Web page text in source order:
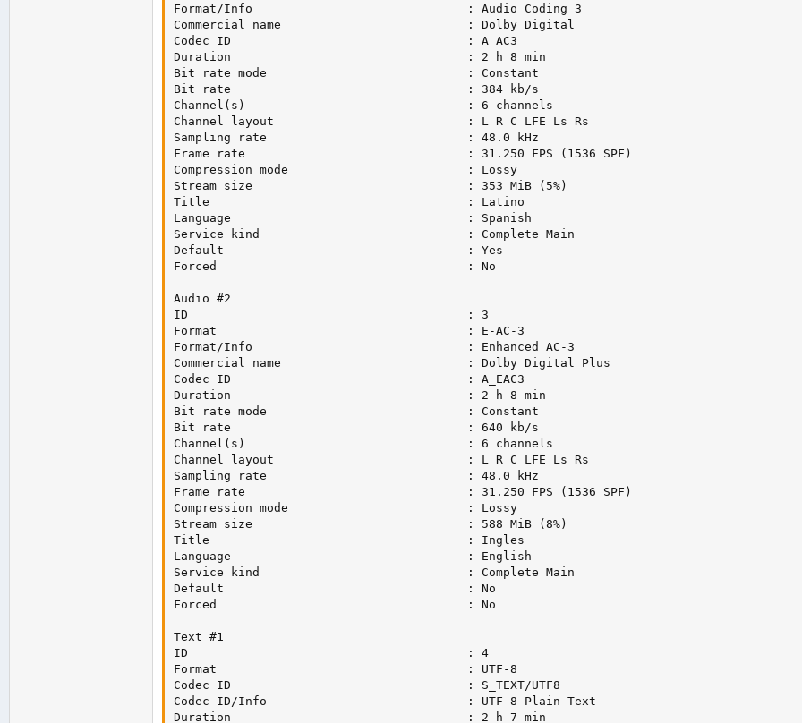
Format/Info                              : Audio Coding 3
Commercial name                          : Dolby Digital
Codec ID                                 : A_AC3
Duration                                 : 2 h 8 min
Bit rate mode                            : Constant
Bit rate                                 : 384 kb/s
Channel(s)                               : 6 channels
Channel layout                           : L R C LFE Ls Rs
Sampling rate                            : 48.0 kHz
Frame rate                               : 31.250 FPS (1536 SPF)
Compression mode                         : Lossy
Stream size                              : 353 MiB (5%)
Title                                    : Latino
Language                                 : Spanish
Service kind                             : Complete Main
Default                                  : Yes
Forced                                   : No
Audio #2
ID                                       : 3
Format                                   : E-AC-3
Format/Info                              : Enhanced AC-3
Commercial name                          : Dolby Digital Plus
Codec ID                                 : A_EAC3
Duration                                 : 2 h 8 min
Bit rate mode                            : Constant
Bit rate                                 : 640 kb/s
Channel(s)                               : 6 channels
Channel layout                           : L R C LFE Ls Rs
Sampling rate                            : 48.0 kHz
Frame rate                               : 31.250 FPS (1536 SPF)
Compression mode                         : Lossy
Stream size                              : 588 MiB (8%)
Title                                    : Ingles
Language                                 : English
Service kind                             : Complete Main
Default                                  : No
Forced                                   : No
Text #1
ID                                       : 4
Format                                   : UTF-8
Codec ID                                 : S_TEXT/UTF8
Codec ID/Info                            : UTF-8 Plain Text
Duration                                 : 2 h 7 min